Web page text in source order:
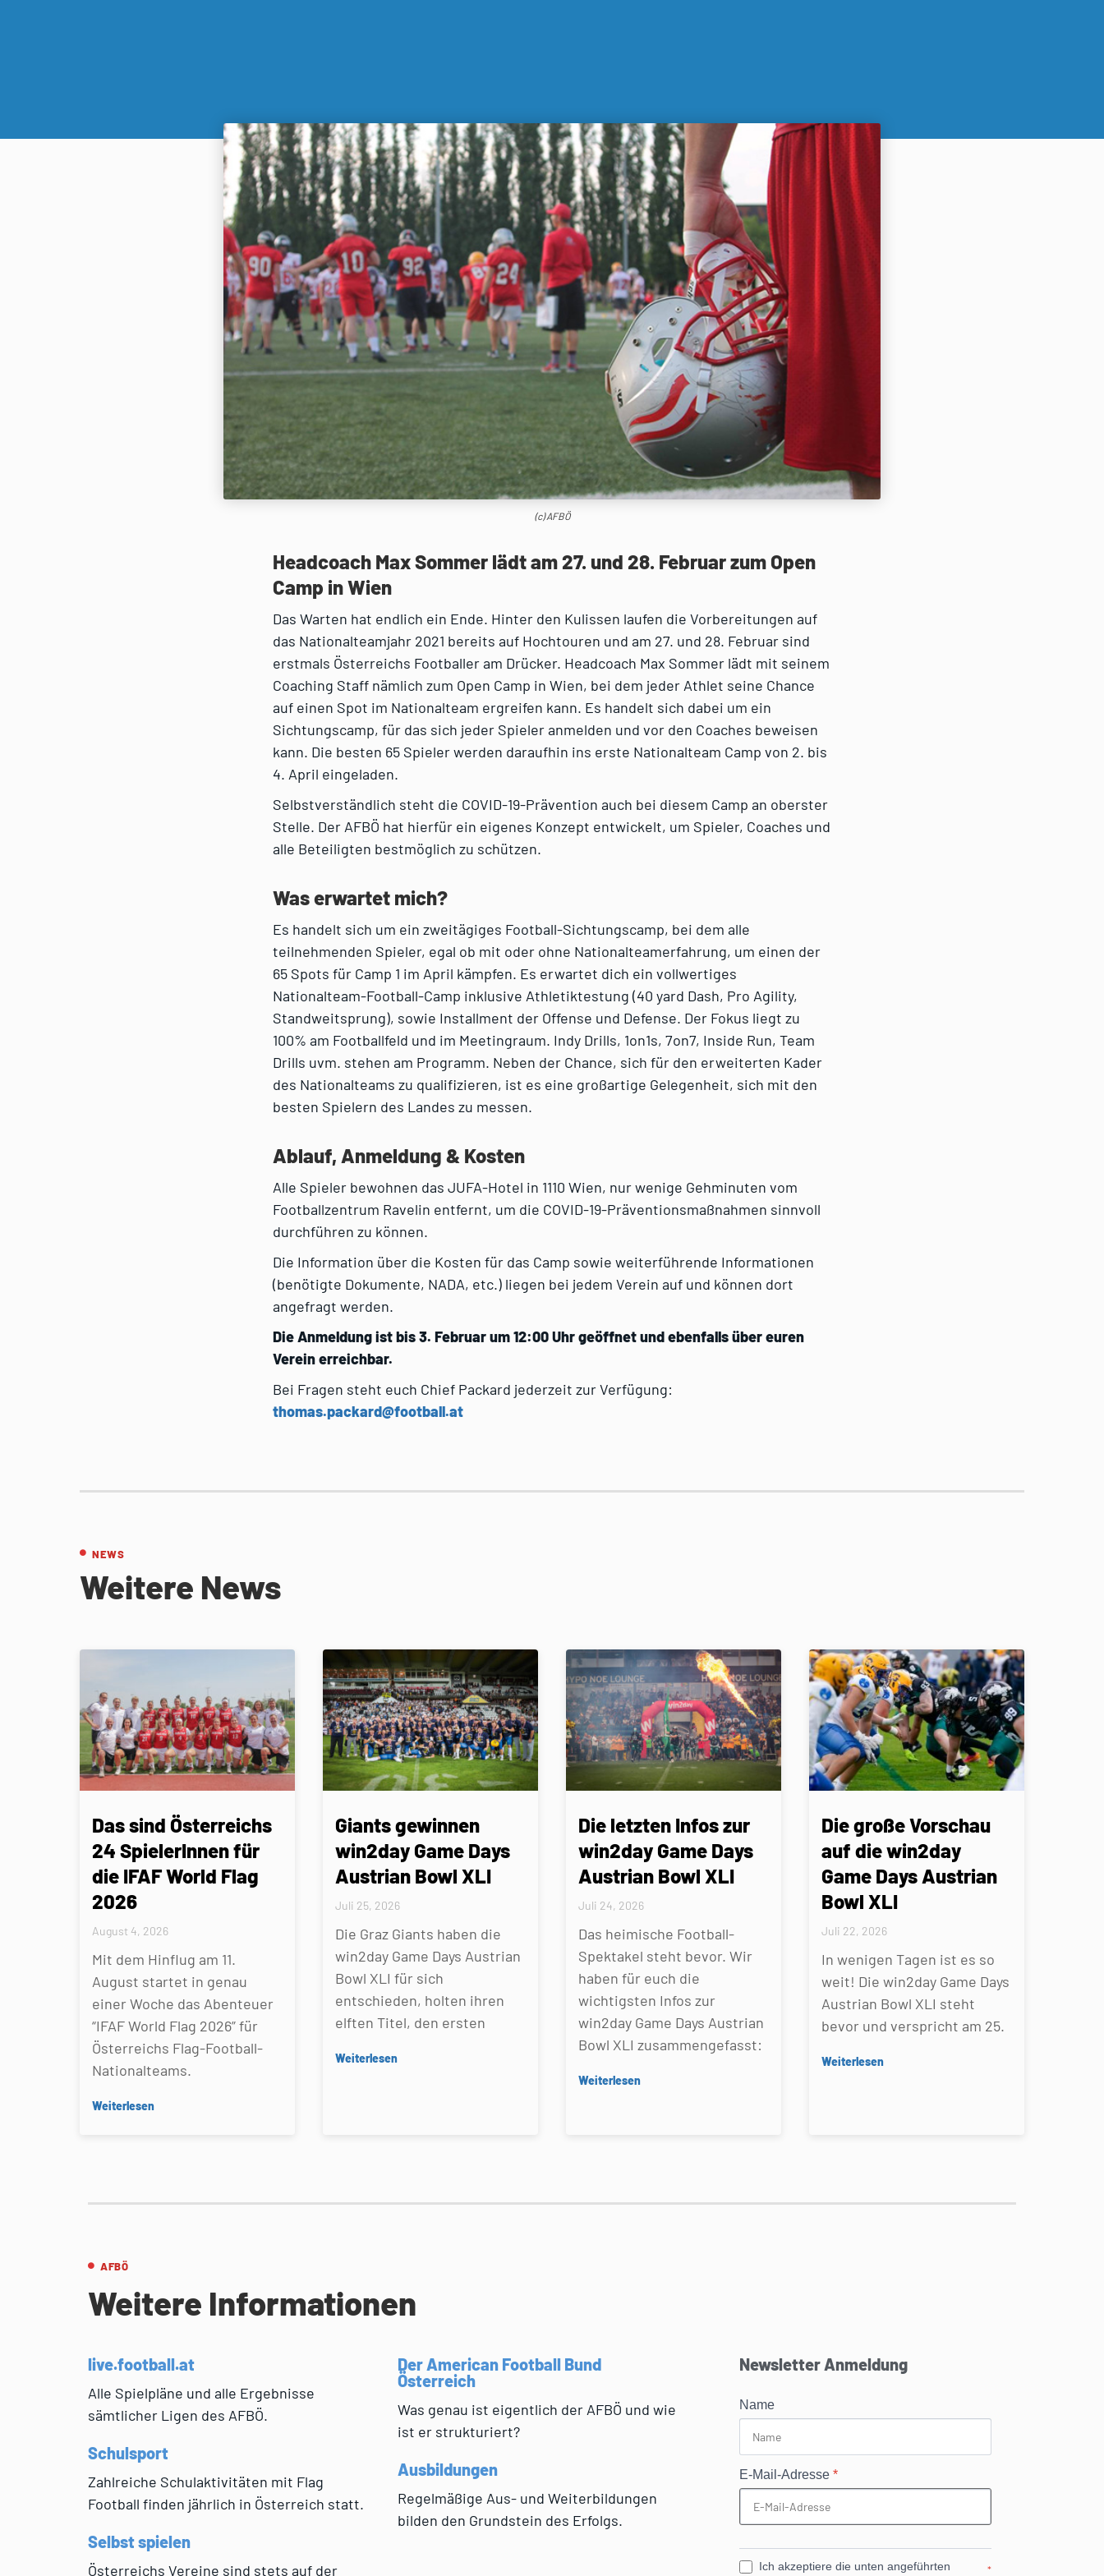
(c) AFBÖ
Headcoach Max Sommer lädt am 27. und 28. Februar zum Open
Camp in Wien
Das Warten hat endlich ein Ende. Hinter den Kulissen laufen die Vorbereitungen auf
das Nationalteamjahr 2021 bereits auf Hochtouren und am 27. und 28. Februar sind
erstmals Österreichs Footballer am Drücker. Headcoach Max Sommer lädt mit seinem
Coaching Staff nämlich zum Open Camp in Wien, bei dem jeder Athlet seine Chance
auf einen Spot im Nationalteam ergreifen kann. Es handelt sich dabei um ein
Sichtungscamp, für das sich jeder Spieler anmelden und vor den Coaches beweisen
kann. Die besten 65 Spieler werden daraufhin ins erste Nationalteam Camp von 2. bis
4. April eingeladen.
Selbstverständlich steht die COVID-19-Prävention auch bei diesem Camp an oberster
Stelle. Der AFBÖ hat hierfür ein eigenes Konzept entwickelt, um Spieler, Coaches und
alle Beteiligten bestmöglich zu schützen.
Was erwartet mich?
Es handelt sich um ein zweitägiges Football-Sichtungscamp, bei dem alle
teilnehmenden Spieler, egal ob mit oder ohne Nationalteamerfahrung, um einen der
65 Spots für Camp 1 im April kämpfen. Es erwartet dich ein vollwertiges
Nationalteam-Football-Camp inklusive Athletiktestung (40 yard Dash, Pro Agility,
Standweitsprung), sowie Installment der Offense und Defense. Der Fokus liegt zu
100% am Footballfeld und im Meetingraum. Indy Drills, 1on1s, 7on7, Inside Run, Team
Drills uvm. stehen am Programm. Neben der Chance, sich für den erweiterten Kader
des Nationalteams zu qualifizieren, ist es eine großartige Gelegenheit, sich mit den
besten Spielern des Landes zu messen.
Ablauf, Anmeldung & Kosten
Alle Spieler bewohnen das JUFA-Hotel in 1110 Wien, nur wenige Gehminuten vom
Footballzentrum Ravelin entfernt, um die COVID-19-Präventionsmaßnahmen sinnvoll
durchführen zu können.
Die Information über die Kosten für das Camp sowie weiterführende Informationen
(benötigte Dokumente, NADA, etc.) liegen bei jedem Verein auf und können dort
angefragt werden.
Die Anmeldung ist bis 3. Februar um 12:00 Uhr geöffnet und ebenfalls über euren
Verein erreichbar.
Bei Fragen steht euch Chief Packard jederzeit zur Verfügung:
thomas.packard@football.at
NEWS
Weitere News
Das sind Österreichs
24 SpielerInnen für
die IFAF World Flag
2026
August 4, 2026
Mit dem Hinflug am 11.
August startet in genau
einer Woche das Abenteuer
“IFAF World Flag 2026” für
Österreichs Flag-Football-
Nationalteams.
Weiterlesen
Giants gewinnen
win2day Game Days
Austrian Bowl XLI
Juli 25, 2026
Die Graz Giants haben die
win2day Game Days Austrian
Bowl XLI für sich
entschieden, holten ihren
elften Titel, den ersten
Weiterlesen
Die letzten Infos zur
win2day Game Days
Austrian Bowl XLI
Juli 24, 2026
Das heimische Football-
Spektakel steht bevor. Wir
haben für euch die
wichtigsten Infos zur
win2day Game Days Austrian
Bowl XLI zusammengefasst:
Weiterlesen
Die große Vorschau
auf die win2day
Game Days Austrian
Bowl XLI
Juli 22, 2026
In wenigen Tagen ist es so
weit! Die win2day Game Days
Austrian Bowl XLI steht
bevor und verspricht am 25.
Weiterlesen
AFBÖ
Weitere Informationen
live.football.at
Alle Spielpläne und alle Ergebnisse
sämtlicher Ligen des AFBÖ.
Schulsport
Zahlreiche Schulaktivitäten mit Flag
Football finden jährlich in Österreich statt.
Selbst spielen
Österreichs Vereine sind stets auf der
Der American Football Bund
Österreich
Was genau ist eigentlich der AFBÖ und wie
ist er strukturiert?
Ausbildungen
Regelmäßige Aus- und Weiterbildungen
bilden den Grundstein des Erfolgs.
Newsletter Anmeldung
Name
E-Mail-Adresse*
Ich akzeptiere die unten angeführten
*